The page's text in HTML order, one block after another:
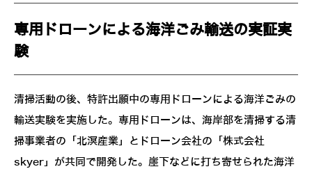
専用ドローンによる海洋ごみ輸送の実証実
験
清掃活動の後、特許出願中の専用ドローンによる海洋ごみの
輸送実験を実施した。専用ドローンは、海岸部を清掃する清
掃事業者の「北溟産業」とドローン会社の「株式会社
skyer」が共同で開発した。崖下などに打ち寄せられた海洋